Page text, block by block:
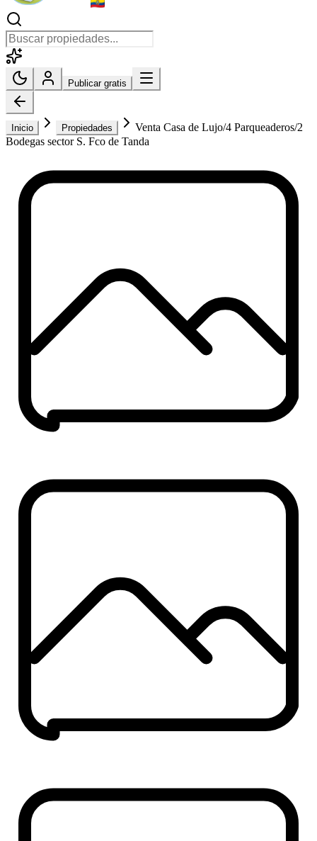
Publicar gratis
Inicio Propiedades
Venta Casa de Lujo/4 Parqueaderos/2
Bodegas sector S. Fco de Tanda